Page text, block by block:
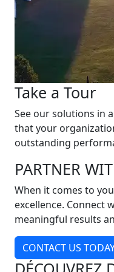
Take a Tour
See our solutions in
that your
outstanding
PARTNER
When it comes to
excellence. Connect
meaningful results
CONTACT US